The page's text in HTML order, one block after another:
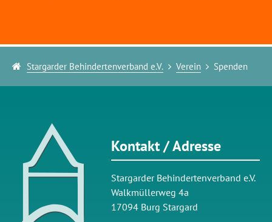
Stargarder Behindertenverband e.V. Verein Spenden
Kontakt / Adresse
Stargarder Behindertenverband e.V.
Walkmüllerweg 4a
17094 Burg Stargard